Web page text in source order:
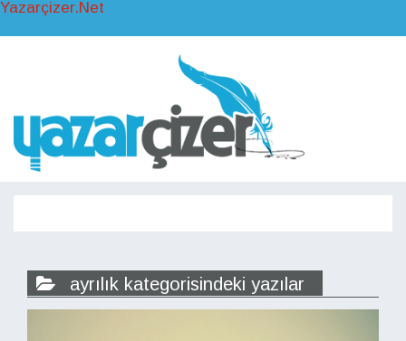
Yazarçizer.Net
ayrılık kategorisindeki yazılar